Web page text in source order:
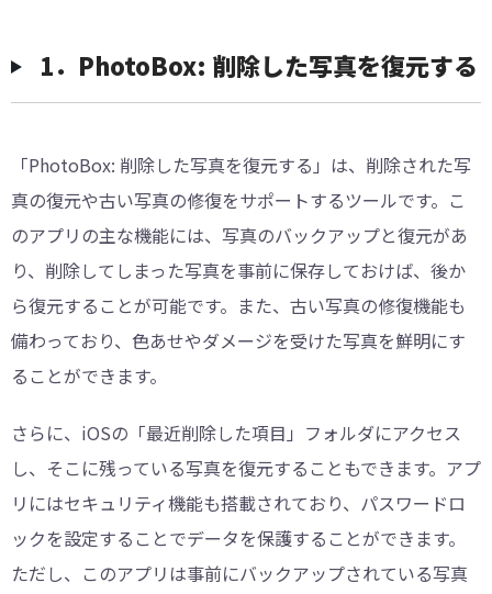
︎︎1．PhotoBox: 削除した写真を復元する
「PhotoBox: 削除した写真を復元する」は、削除された写
真の復元や古い写真の修復をサポートするツールです。こ
のアプリの主な機能には、写真のバックアップと復元があ
り、削除してしまった写真を事前に保存しておけば、後か
ら復元することが可能です。また、古い写真の修復機能も
備わっており、色あせやダメージを受けた写真を鮮明にす
ることができます。
さらに、iOSの「最近削除した項目」フォルダにアクセス
し、そこに残っている写真を復元することもできます。アプ
リにはセキュリティ機能も搭載されており、パスワードロ
ックを設定することでデータを保護することができます。
ただし、このアプリは事前にバックアップされている写真